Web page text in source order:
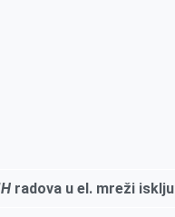
radova u el. mreži